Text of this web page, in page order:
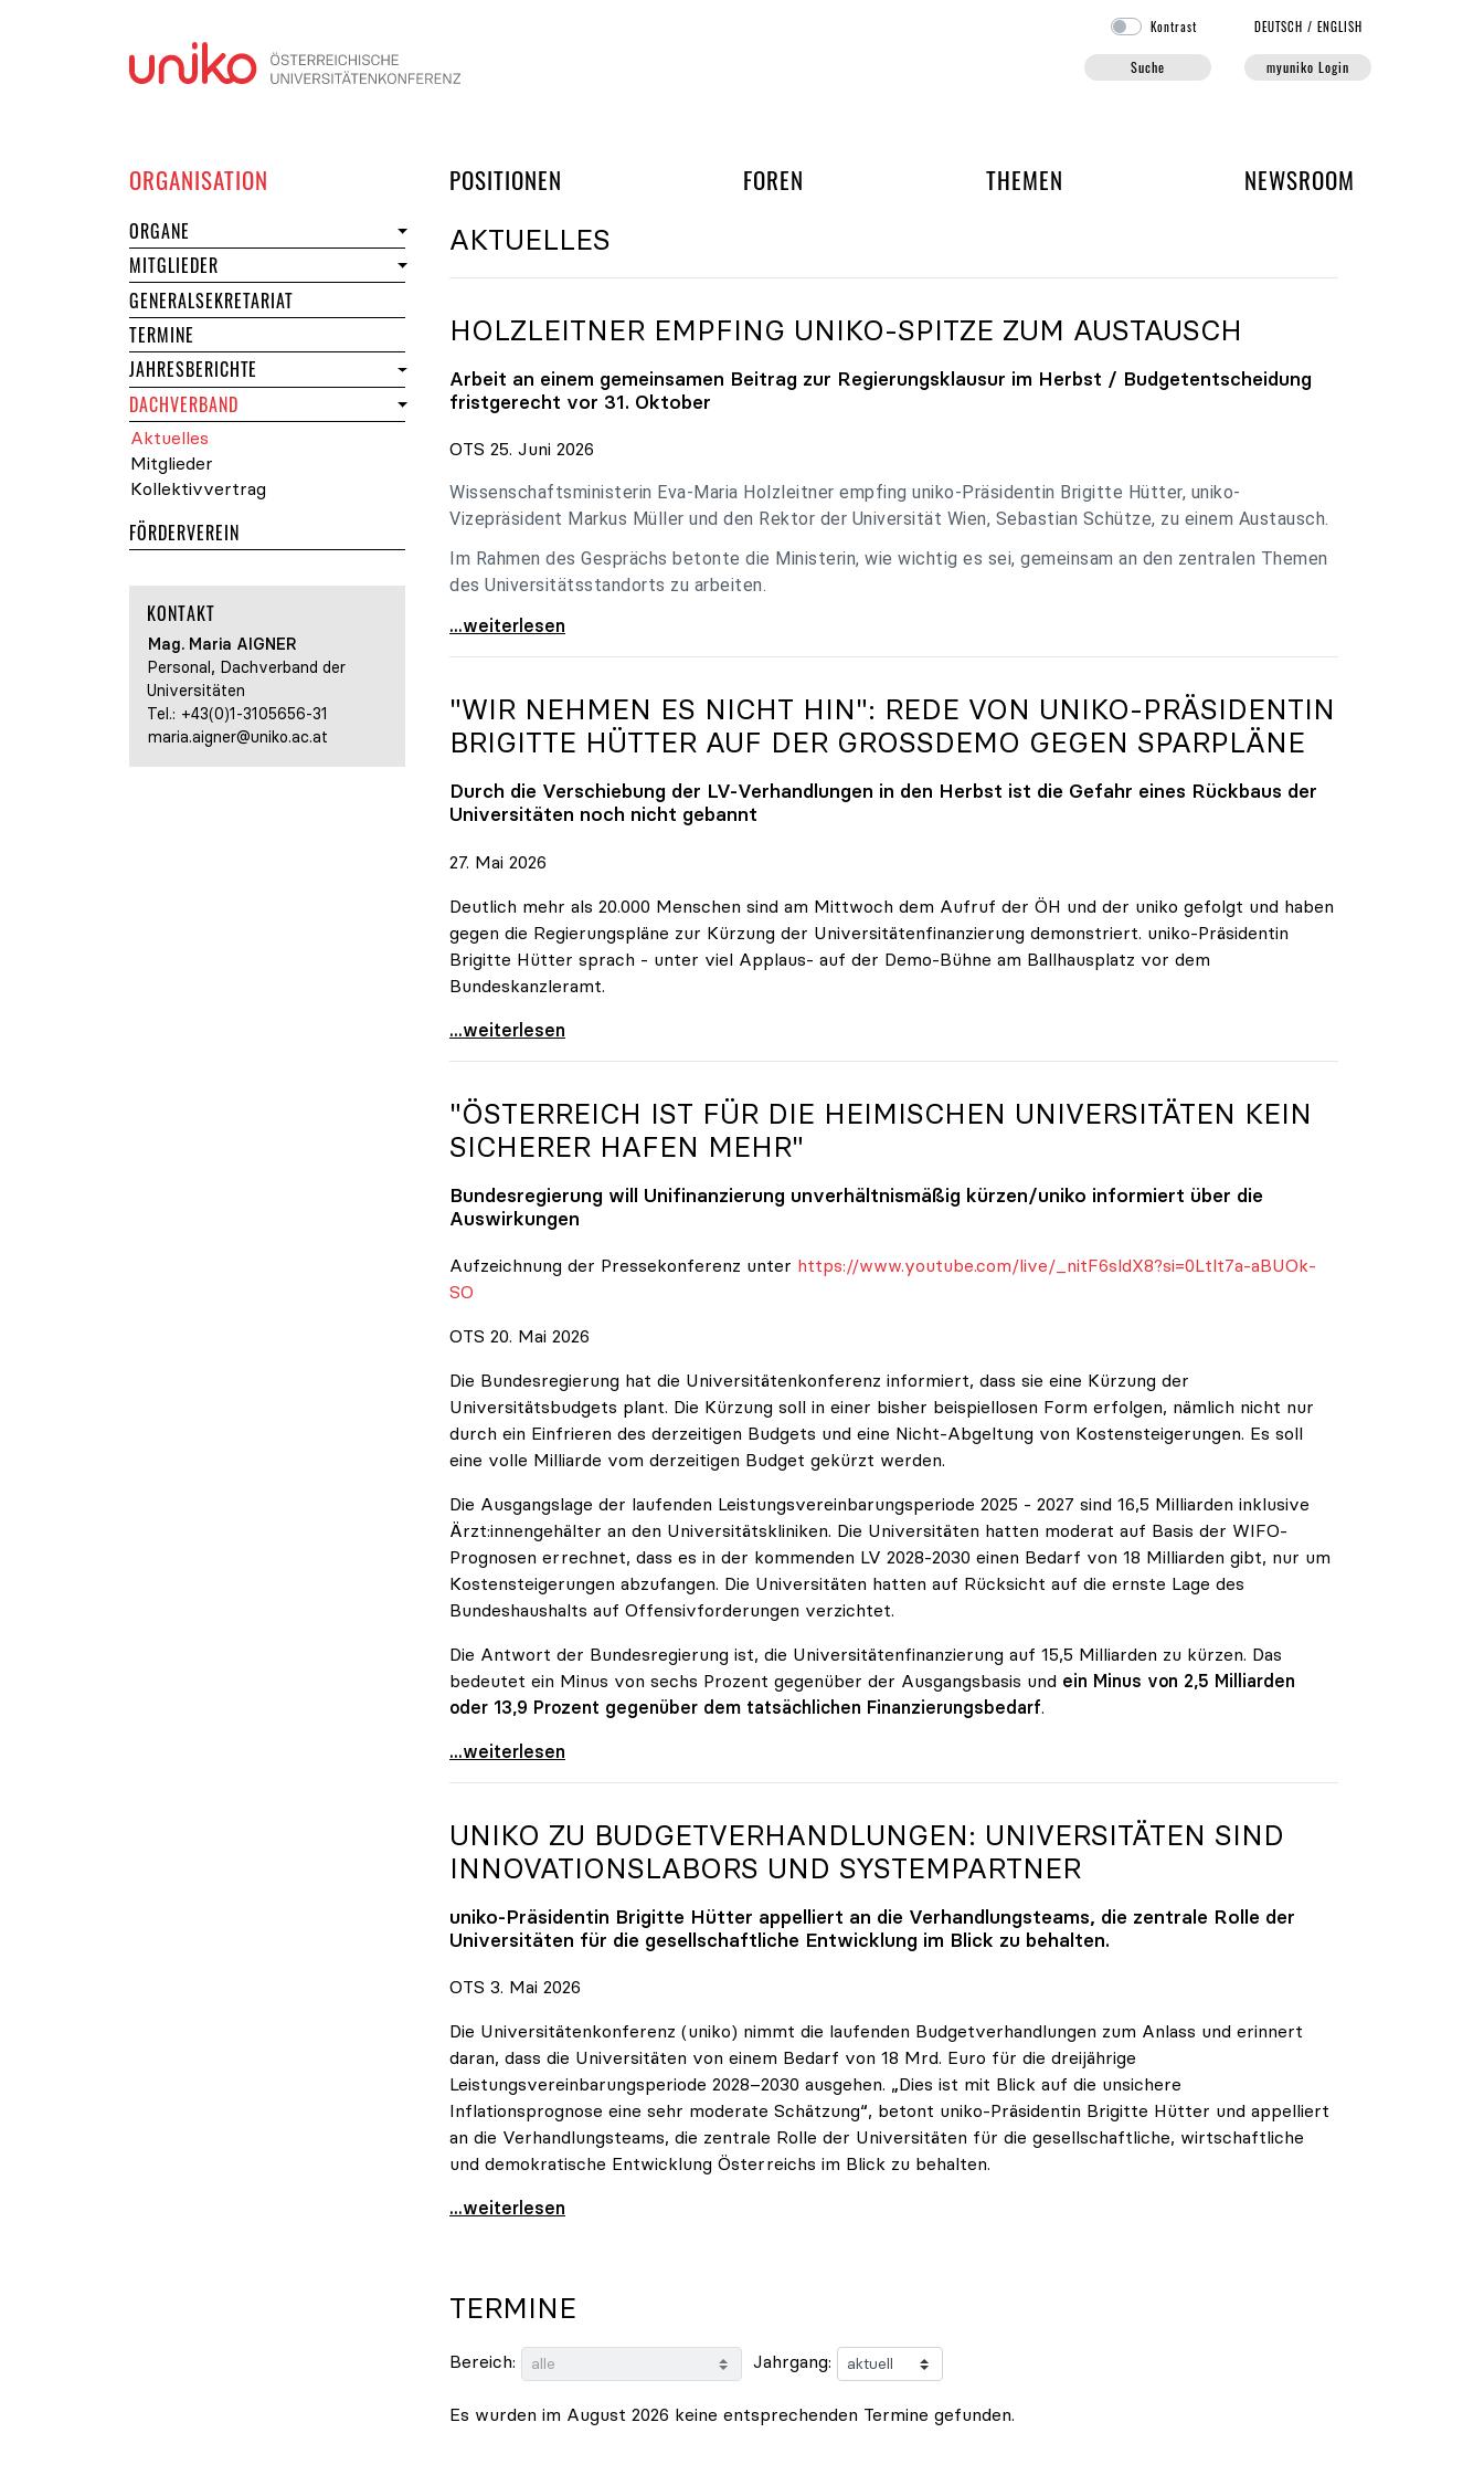
Kontrast DEUTSCH /ENGLISH
Suche myuniko Login
ORGANISATION POSITIONEN FOREN UND ARBEITSGRUPPEN DER UNIKO
THEMEN NEWSROOM
ORGANE
MITGLIEDERDER UNIKO
GENERALSEKRETARIAT
TERMINE
JAHRESBERICHTE
DACHVERBAND
Aktuelles
Mitglieder des Dachverbands der Universitäten
Kollektivvertrag
FÖRDERVEREIN
KONTAKT
Mag. Maria AIGNER
Personal, Dachverband der
Universitäten
Tel.: +43(0)1-3105656-31
maria.aigner@uniko.ac.at
AKTUELLES
HOLZLEITNER EMPFING UNIKO-SPITZE ZUM AUSTAUSCH
Arbeit an einem gemeinsamen Beitrag zur Regierungsklausur im Herbst / Budgetentscheidung
fristgerecht vor 31. Oktober
OTS 25. Juni 2026
Wissenschaftsministerin Eva-Maria Holzleitner empfing uniko-Präsidentin Brigitte Hütter, uniko-
Vizepräsident Markus Müller und den Rektor der Universität Wien, Sebastian Schütze, zu einem Austausch.
Im Rahmen des Gesprächs betonte die Ministerin, wie wichtig es sei, gemeinsam an den zentralen Themen
des Universitätsstandorts zu arbeiten.
Holzleitner empfing uniko-Spitze zum Austausch
...weiterlesen
"WIR NEHMEN ES NICHT HIN": REDE VON UNIKO-PRÄSIDENTIN
BRIGITTE HÜTTER AUF DER GROSSDEMO GEGEN SPARPLÄNE
Durch die Verschiebung der LV-Verhandlungen in den Herbst ist die Gefahr eines Rückbaus der
Universitäten noch nicht gebannt
27. Mai 2026
Deutlich mehr als 20.000 Menschen sind am Mittwoch dem Aufruf der ÖH und der uniko gefolgt und haben
gegen die Regierungspläne zur Kürzung der Universitätenfinanzierung demonstriert. uniko-Präsidentin
Brigitte Hütter sprach - unter viel Applaus- auf der Demo-Bühne am Ballhausplatz vor dem
Bundeskanzleramt.
\"Wir nehmen es nicht hin\": Rede von
...weiterlesen
"ÖSTERREICH IST FÜR DIE HEIMISCHEN UNIVERSITÄTEN KEIN
SICHERER HAFEN MEHR"
Bundesregierung will Unifinanzierung unverhältnismäßig kürzen/uniko informiert über die
Auswirkungen
Aufzeichnung der Pressekonferenz unter https://www.youtube.com/live/_nitF6sldX8?si=0Ltlt7a-aBUOk-
SO
OTS 20. Mai 2026
Die Bundesregierung hat die Universitätenkonferenz informiert, dass sie eine Kürzung der
Universitätsbudgets plant. Die Kürzung soll in einer bisher beispiellosen Form erfolgen, nämlich nicht nur
durch ein Einfrieren des derzeitigen Budgets und eine Nicht-Abgeltung von Kostensteigerungen. Es soll
eine volle Milliarde vom derzeitigen Budget gekürzt werden.
Die Ausgangslage der laufenden Leistungsvereinbarungsperiode 2025 - 2027 sind 16,5 Milliarden inklusive
Ärzt:innengehälter an den Universitätskliniken. Die Universitäten hatten moderat auf Basis der WIFO-
Prognosen errechnet, dass es in der kommenden LV 2028-2030 einen Bedarf von 18 Milliarden gibt, nur um
Kostensteigerungen abzufangen. Die Universitäten hatten auf Rücksicht auf die ernste Lage des
Bundeshaushalts auf Offensivforderungen verzichtet.
Die Antwort der Bundesregierung ist, die Universitätenfinanzierung auf 15,5 Milliarden zu kürzen. Das
bedeutet ein Minus von sechs Prozent gegenüber der Ausgangsbasis und ein Minus von 2,5 Milliarden
oder 13,9 Prozent gegenüber dem tatsächlichen Finanzierungsbedarf.
\"Österreich ist für die heimischen Universitäten
...weiterlesen
UNIKO ZU BUDGETVERHANDLUNGEN: UNIVERSITÄTEN SIND
INNOVATIONSLABORS UND SYSTEMPARTNER
uniko-Präsidentin Brigitte Hütter appelliert an die Verhandlungsteams, die zentrale Rolle der
Universitäten für die gesellschaftliche Entwicklung im Blick zu behalten.
OTS 3. Mai 2026
Die Universitätenkonferenz (uniko) nimmt die laufenden Budgetverhandlungen zum Anlass und erinnert
daran, dass die Universitäten von einem Bedarf von 18 Mrd. Euro für die dreijährige
Leistungsvereinbarungsperiode 2028–2030 ausgehen. „Dies ist mit Blick auf die unsichere
Inflationsprognose eine sehr moderate Schätzung“, betont uniko-Präsidentin Brigitte Hütter und appelliert
an die Verhandlungsteams, die zentrale Rolle der Universitäten für die gesellschaftliche, wirtschaftliche
und demokratische Entwicklung Österreichs im Blick zu behalten.
uniko zu Budgetverhandlungen: Universitäten sind
...weiterlesen
TERMINE
Bereich: Jahrgang:
Es wurden im August 2026 keine entsprechenden Termine gefunden.